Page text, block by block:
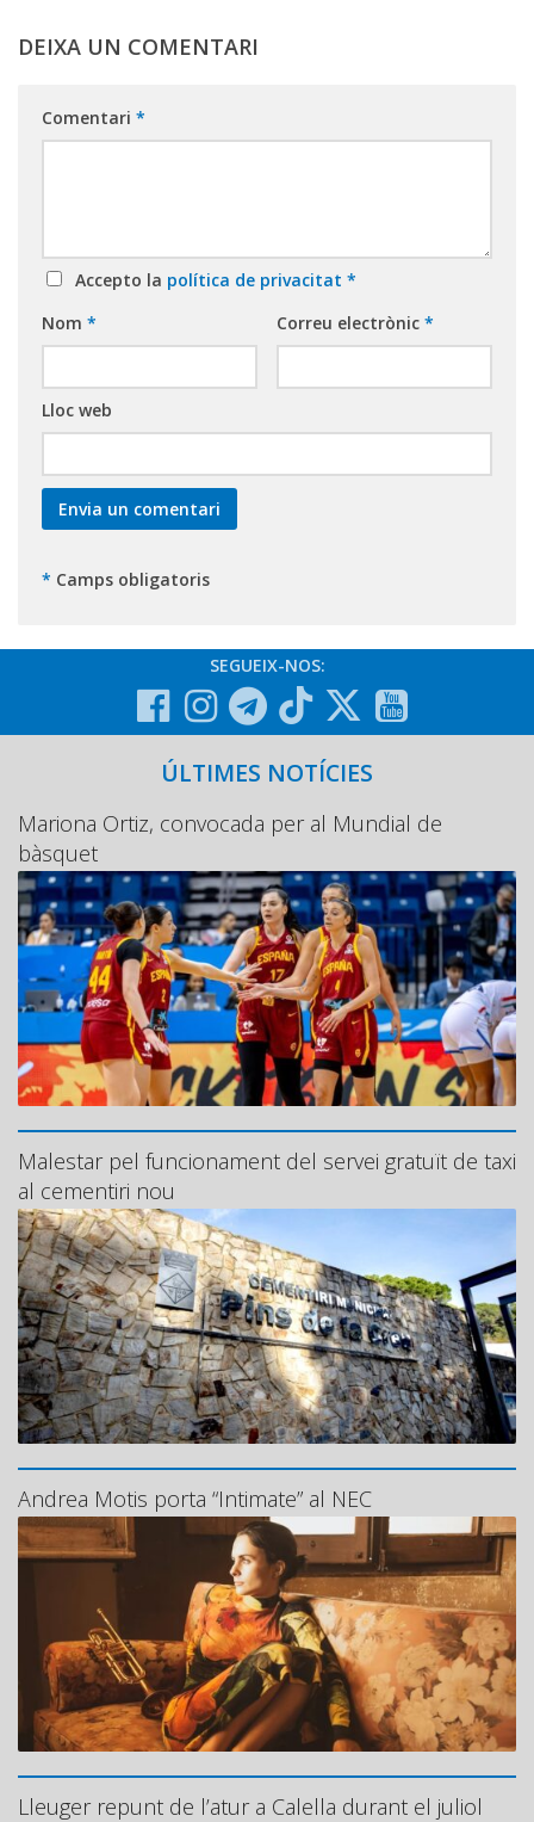
DEIXA UN COMENTARI
Comentari *
Accepto la política de privacitat *
Nom * Correu electrònic *
Lloc web
* Camps obligatoris
SEGUEIX-NOS:
ÚLTIMES NOTÍCIES
Mariona Ortiz, convocada per al Mundial de
bàsquet
Malestar pel funcionament del servei gratuït de taxi
al cementiri nou
Andrea Motis porta “Intimate” al NEC
Lleuger repunt de l’atur a Calella durant el juliol